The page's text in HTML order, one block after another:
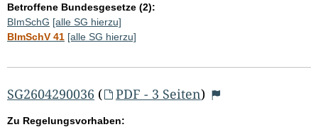
Betroffene Bundesgesetze (2):
BImSchG [alle SG hierzu]
BImSchV 41 [alle SG hierzu]
SG2604290036 ( PDF - 3 Seiten)
Zu Regelungsvorhaben: